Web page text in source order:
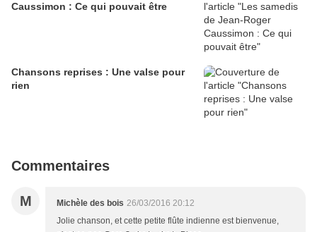
Caussimon : Ce qui pouvait être
Chansons reprises : Une valse pour
rien
Commentaires
M Michèle des bois 26/03/2016 20:12
Jolie chanson, et cette petite flûte indienne est bienvenue,